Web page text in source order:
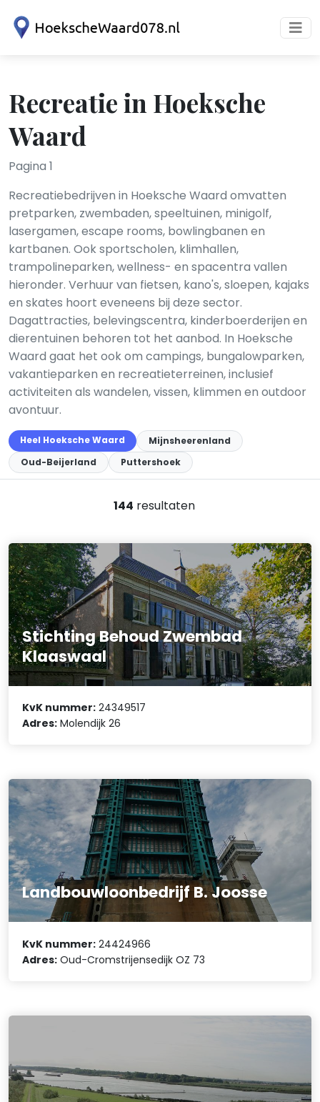
Recreatie in Hoeksche
Waard
Pagina 1
Recreatiebedrijven in Hoeksche Waard omvatten
pretparken, zwembaden, speeltuinen, minigolf,
lasergamen, escape rooms, bowlingbanen en
kartbanen. Ook sportscholen, klimhallen,
trampolineparken, wellness- en spacentra vallen
hieronder. Verhuur van fietsen, kano's, sloepen, kajaks
en skates hoort eveneens bij deze sector.
Dagattracties, belevingscentra, kinderboerderijen en
dierentuinen behoren tot het aanbod. In Hoeksche
Waard gaat het ook om campings, bungalowparken,
vakantieparken en recreatieterreinen, inclusief
activiteiten als wandelen, vissen, klimmen en outdoor
avontuur.
Heel Hoeksche Waard
Mijnsheerenland
Oud-Beijerland
Puttershoek
144 resultaten
Stichting Behoud Zwembad
Klaaswaal
KvK nummer: 24349517
Adres: Molendijk 26
Landbouwloonbedrijf B. Joosse
KvK nummer: 24424966
Adres: Oud-Cromstrijensedijk OZ 73